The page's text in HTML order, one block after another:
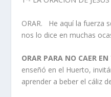
ORAR. He aquí la fuerza
nos lo dice en muchas
ORAR PARA NO CAER
enseñó en el Huerto,
aprender a beber el cáliz